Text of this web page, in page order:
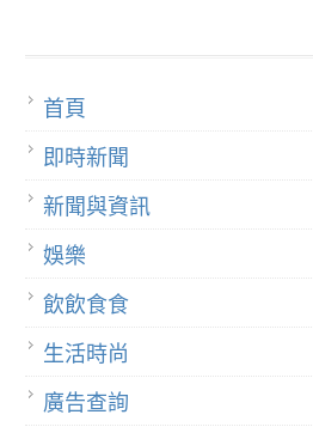
首頁
即時新聞
新聞與資訊
娛樂
飲飲食食
生活時尚
廣告查詢